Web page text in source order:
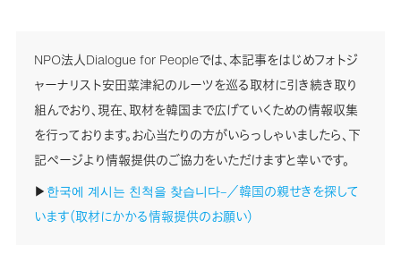
NPO法人Dialogue for Peopleでは、本記事をはじめフォトジ
ャーナリスト安田菜津紀のルーツを巡る取材に引き続き取り
組んでおり、現在、取材を韓国まで広げていくための情報収集
を行っております。お心当たりの方がいらっしゃいましたら、下
記ページより情報提供のご協力をいただけますと幸いです。
▶︎한국에 계시는 친척을 찾습니다–／韓国の親せきを探して
います（取材にかかる情報提供のお願い）